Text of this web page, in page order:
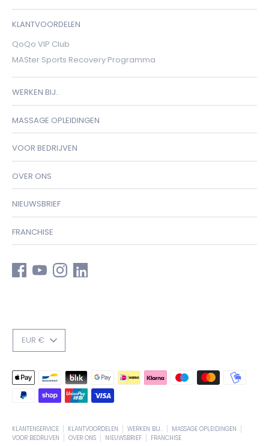
KLANTVOORDELEN
QoQo VIP Club
MASter Sports Recovery Programma
WERKEN BIJ..
MASSAGE OPLEIDINGEN
VOOR BEDRIJVEN
OVER ONS
NIEUWSBRIEF
FRANCHISE
KLANTENSERVICE KLANTVOORDELEN WERKEN BIJ..
MASSAGE OPLEIDINGEN
VOOR BEDRIJVEN
OVER ONS NIEUWSBRIEF FRANCHISE
VALUTA
EUR €
Geaccepteerde
betaalmethodes